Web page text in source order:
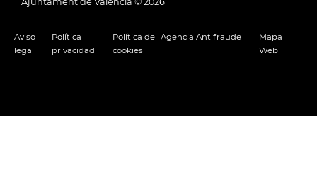
Aviso
legal
Política
privacidad
Política de
cookies
Agencia Antifraude
Mapa
Web